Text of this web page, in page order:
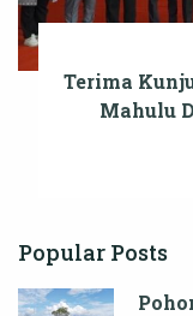
Terima
Mahulu
Popular Posts